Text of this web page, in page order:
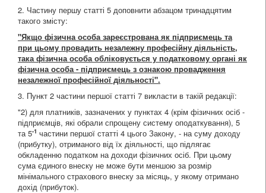
2. Частину першу статті 5 доповнити абзацом тринадцятим
такого змісту:
"Якщо фізична особа зареєстрована як підприємець та
при цьому провадить незалежну професійну діяльність,
така фізична особа обліковується у податковому органі як
фізична особа - підприємець з ознакою провадження
незалежної професійної діяльності".
3. Пункт 2 частини першої статті 7 викласти в такій редакції:
"2) для платників, зазначених у пунктах 4 (крім фізичних осіб -
підприємців, які обрали спрощену систему оподаткування), 5
та 5-1 частини першої статті 4 цього Закону, - на суму доходу
(прибутку), отриманого від їх діяльності, що підлягає
обкладенню податком на доходи фізичних осіб. При цьому
сума єдиного внеску не може бути меншою за розмір
мінімального страхового внеску за місяць, у якому отримано
дохід (прибуток).